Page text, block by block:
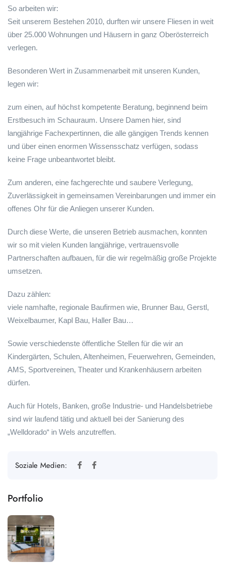
So arbeiten wir:
Seit unserem Bestehen 2010, durften wir unsere Fliesen in weit
über 25.000 Wohnungen und Häusern in ganz Oberösterreich
verlegen.
Besonderen Wert in Zusammenarbeit mit unseren Kunden,
legen wir:
zum einen, auf höchst kompetente Beratung, beginnend beim
Erstbesuch im Schauraum. Unsere Damen hier, sind
langjährige Fachexpertinnen, die alle gängigen Trends kennen
und über einen enormen Wissensschatz verfügen, sodass
keine Frage unbeantwortet bleibt.
Zum anderen, eine fachgerechte und saubere Verlegung,
Zuverlässigkeit in gemeinsamen Vereinbarungen und immer ein
offenes Ohr für die Anliegen unserer Kunden.
Durch diese Werte, die unseren Betrieb ausmachen, konnten
wir so mit vielen Kunden langjährige, vertrauensvolle
Partnerschaften aufbauen, für die wir regelmäßig große Projekte
umsetzen.
Dazu zählen:
viele namhafte, regionale Baufirmen wie, Brunner Bau, Gerstl,
Weixelbaumer, Kapl Bau, Haller Bau…
Sowie verschiedenste öffentliche Stellen für die wir an
Kindergärten, Schulen, Altenheimen, Feuerwehren, Gemeinden,
AMS, Sportvereinen, Theater und Krankenhäusern arbeiten
dürfen.
Auch für Hotels, Banken, große Industrie- und Handelsbetriebe
sind wir laufend tätig und aktuell bei der Sanierung des
„Welldorado“ in Wels anzutreffen.
Soziale Medien:
Portfolio